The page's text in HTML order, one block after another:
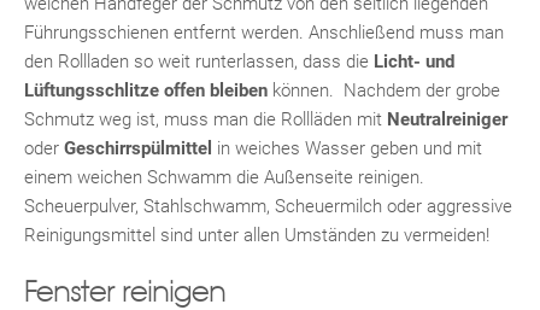
Führungsschienen entfernt werden. Anschließend muss man
den Rollladen so weit runterlassen, dass die Licht- und
Lüftungsschlitze offen bleiben können. Nachdem der grobe
Schmutz weg ist, muss man die Rollläden mit Neutralreiniger
oder Geschirrspülmittel in weiches Wasser geben und mit
einem weichen Schwamm die Außenseite reinigen.
Scheuerpulver, Stahlschwamm, Scheuermilch oder aggressive
Reinigungsmittel sind unter allen Umständen zu vermeiden!
Fenster reinigen